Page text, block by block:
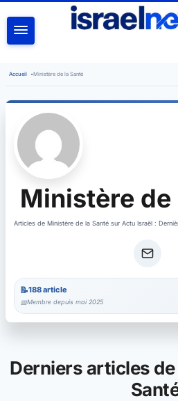
Accueil •Ministère de la Santé
Ministère de
Articles de Ministère de la Santé sur Actu Israël :
188 article
Membre depuis mai 2025
Derniers articles